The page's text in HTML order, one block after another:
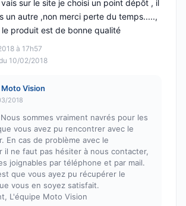
à 17h57
10/02/2018
sur le site je choisi un point dépôt , il
un autre ,non merci perte du temps.....,
le produit est de bonne qualité
Vision
2018
sommes vraiment navrés pour les
vous avez pu rencontrer avec le
En cas de problème avec le
il ne faut pas hésiter à nous contacter,
joignables par téléphone et par mail.
que vous ayez pu récupérer le
vous en soyez satisfait.
L'équipe Moto Vision